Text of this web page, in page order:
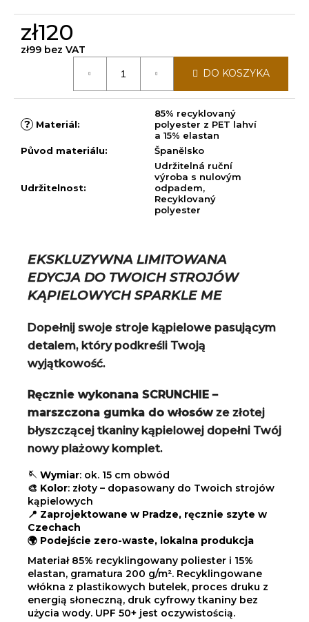
zł120
zł99 bez VAT
jednostkowa:
DO KOSZYKA
? Materiál:
85% recyklovaný
polyester z PET lahví
a 15% elastan
Původ materiálu: Španělsko
Udržitelnost:
Udržitelná ruční
výroba s nulovým
odpadem,
Recyklovaný
polyester
EKSKLUZYWNA LIMITOWANA
EDYCJA DO TWOICH STROJÓW
KĄPIELOWYCH SPARKLE ME
Dopełnij swoje stroje kąpielowe pasującym
detalem, który podkreśli Twoją
wyjątkowość.
Ręcznie wykonana SCRUNCHIE –
marszczona gumka do włosów ze złotej
błyszczącej tkaniny kąpielowej dopełni Twój
nowy plażowy komplet.
🪡 Wymiar: ok. 15 cm obwód
🎨 Kolor: złoty – dopasowany do Twoich strojów
kąpielowych
📍 Zaprojektowane w Pradze, ręcznie szyte w
Czechach
🌍 Podejście zero-waste, lokalna produkcja
Materiał 85% recyklingowany poliester i 15%
elastan, gramatura 200 g/m². Recyklingowane
włókna z plastikowych butelek, proces druku z
energią słoneczną, druk cyfrowy tkaniny bez
użycia wody. UPF 50+ jest oczywistością.